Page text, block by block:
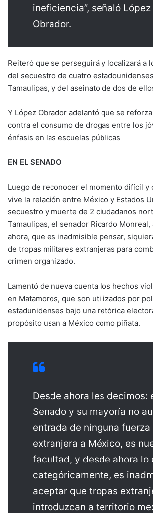
ineficiencia”, señaló López
Obrador.
Reiteró que se perseguirá y localizará a
del secuestro de cuatro
Tamaulipas, y del aseinato de dos de
Y López Obrador adelantó que se
contra el consumo de drogas entre los
énfasis en las escuelas públicas
EN EL SENADO
Luego de reconocer el momento difícil y
vive la relación entre México y Estados
secuestro y muerte de 2 ciudadanos
Tamaulipas, el senador Ricardo
ahora, que es inadmisible pensar,
de tropas militares extranjeras para
crimen organizado.
Lamentó de nueva cuenta los hechos
en Matamoros, que son utilizados por
estadunidenses bajo una retórica
propósito usan a México como piñata.
Desde ahora les decimos:
Senado y su mayoría no
entrada de ninguna
extranjera a México, es
facultad, y desde ahora lo
categóricamente, es
aceptar que tropas
introduzcan a territorio